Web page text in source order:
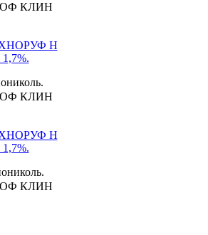
КЛИН
КЛИН
КЛИН